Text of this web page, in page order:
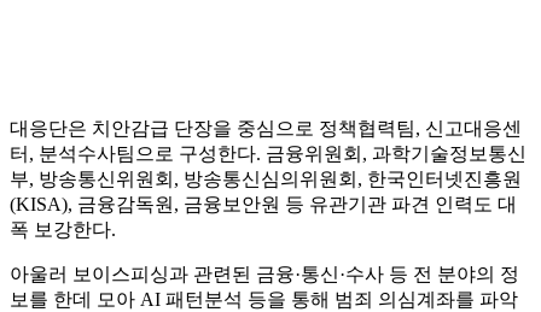
대응단은 치안감급 단장을 중심으로 정책협력팀, 신고대응센
터, 분석수사팀으로 구성한다. 금융위원회, 과학기술정보통신
부, 방송통신위원회, 방송통신심의위원회, 한국인터넷진흥원
(KISA), 금융감독원, 금융보안원 등 유관기관 파견 인력도 대
폭 보강한다.
아울러 보이스피싱과 관련된 금융·통신·수사 등 전 분야의 정
보를 한데 모아 AI 패턴분석 등을 통해 범죄 의심계좌를 파악